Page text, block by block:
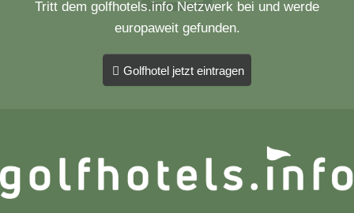
Tritt dem golfhotels.info Netzwerk bei und werde
europaweit gefunden.
Golfhotel jetzt eintragen